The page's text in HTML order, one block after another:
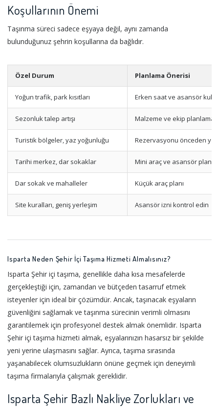
Koşullarının Önemi
Taşınma süreci sadece eşyaya değil, aynı zamanda
bulunduğunuz şehrin koşullarına da bağlıdır.
Özel Durum Planlama Önerisi
Yoğun trafik, park kısıtları Erken saat ve asansör
Sezonluk talep artışı Malzeme ve ekip planlaması
Turistik bölgeler, yaz yoğunluğu Rezervasyonu önceden
Tarihi merkez, dar sokaklar Mini araç ve asansör planı
Dar sokak ve mahalleler Küçük araç planı
Site kuralları, geniş yerleşim Asansör izni kontrol edin
Isparta Neden Şehir İçi Taşıma Hizmeti Almalısınız?
Isparta Şehir içi taşıma, genellikle daha kısa mesafelerde
gerçekleştiği için, zamandan ve bütçeden tasarruf etmek
isteyenler için ideal bir çözümdür. Ancak, taşınacak eşyaların
güvenliğini sağlamak ve taşınma sürecinin verimli olmasını
garantilemek için profesyonel destek almak önemlidir. Isparta
Şehir içi taşıma hizmeti almak, eşyalarınızın hasarsız bir şekilde
yeni yerine ulaşmasını sağlar. Ayrıca, taşıma sırasında
yaşanabilecek olumsuzlukların önüne geçmek için deneyimli
taşıma firmalarıyla çalışmak gereklidir.
Isparta Şehir Bazlı Nakliye Zorlukları ve